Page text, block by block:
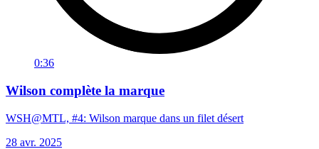
0:36
Wilson complète la marque
WSH@MTL, #4: Wilson marque dans un filet désert
28 avr. 2025